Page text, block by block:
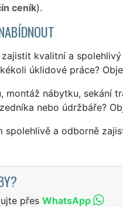
ceník).
zajistit kvalitní a
úklidové práce?
montáž nábytku, sekání
nebo údržbáře?
spolehlivě a odborně
přes WhatsApp